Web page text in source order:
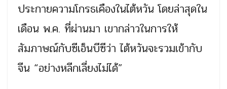
ประกายความโกรธเคืองในไต้หวัน โดยล่าสุดใน
เดือน พ.ค. ที่ผ่านมา เขากล่าวในการให้
สัมภาษณ์กับซีเอ็นบีซีว่า ไต้หวันจะรวมเข้ากับ
จีน “อย่างหลีกเลี่ยงไม่ได้”